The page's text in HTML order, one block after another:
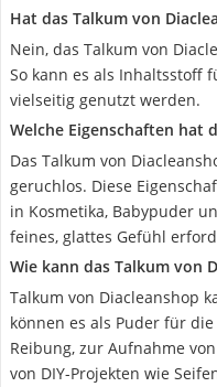
Hat das Talkum von
Nein, das Talkum von
So kann es als Inhaltsstoff
vielseitig genutzt werden.
Welche Eigenschaften hat
Das Talkum von
geruchlos. Diese
in Kosmetika, Babypuder
feines, glattes Gefühl
Wie kann das Talkum von
Talkum von Diacleanshop
können es als Puder für
Reibung, zur Aufnahme
von DIY-Projekten wie